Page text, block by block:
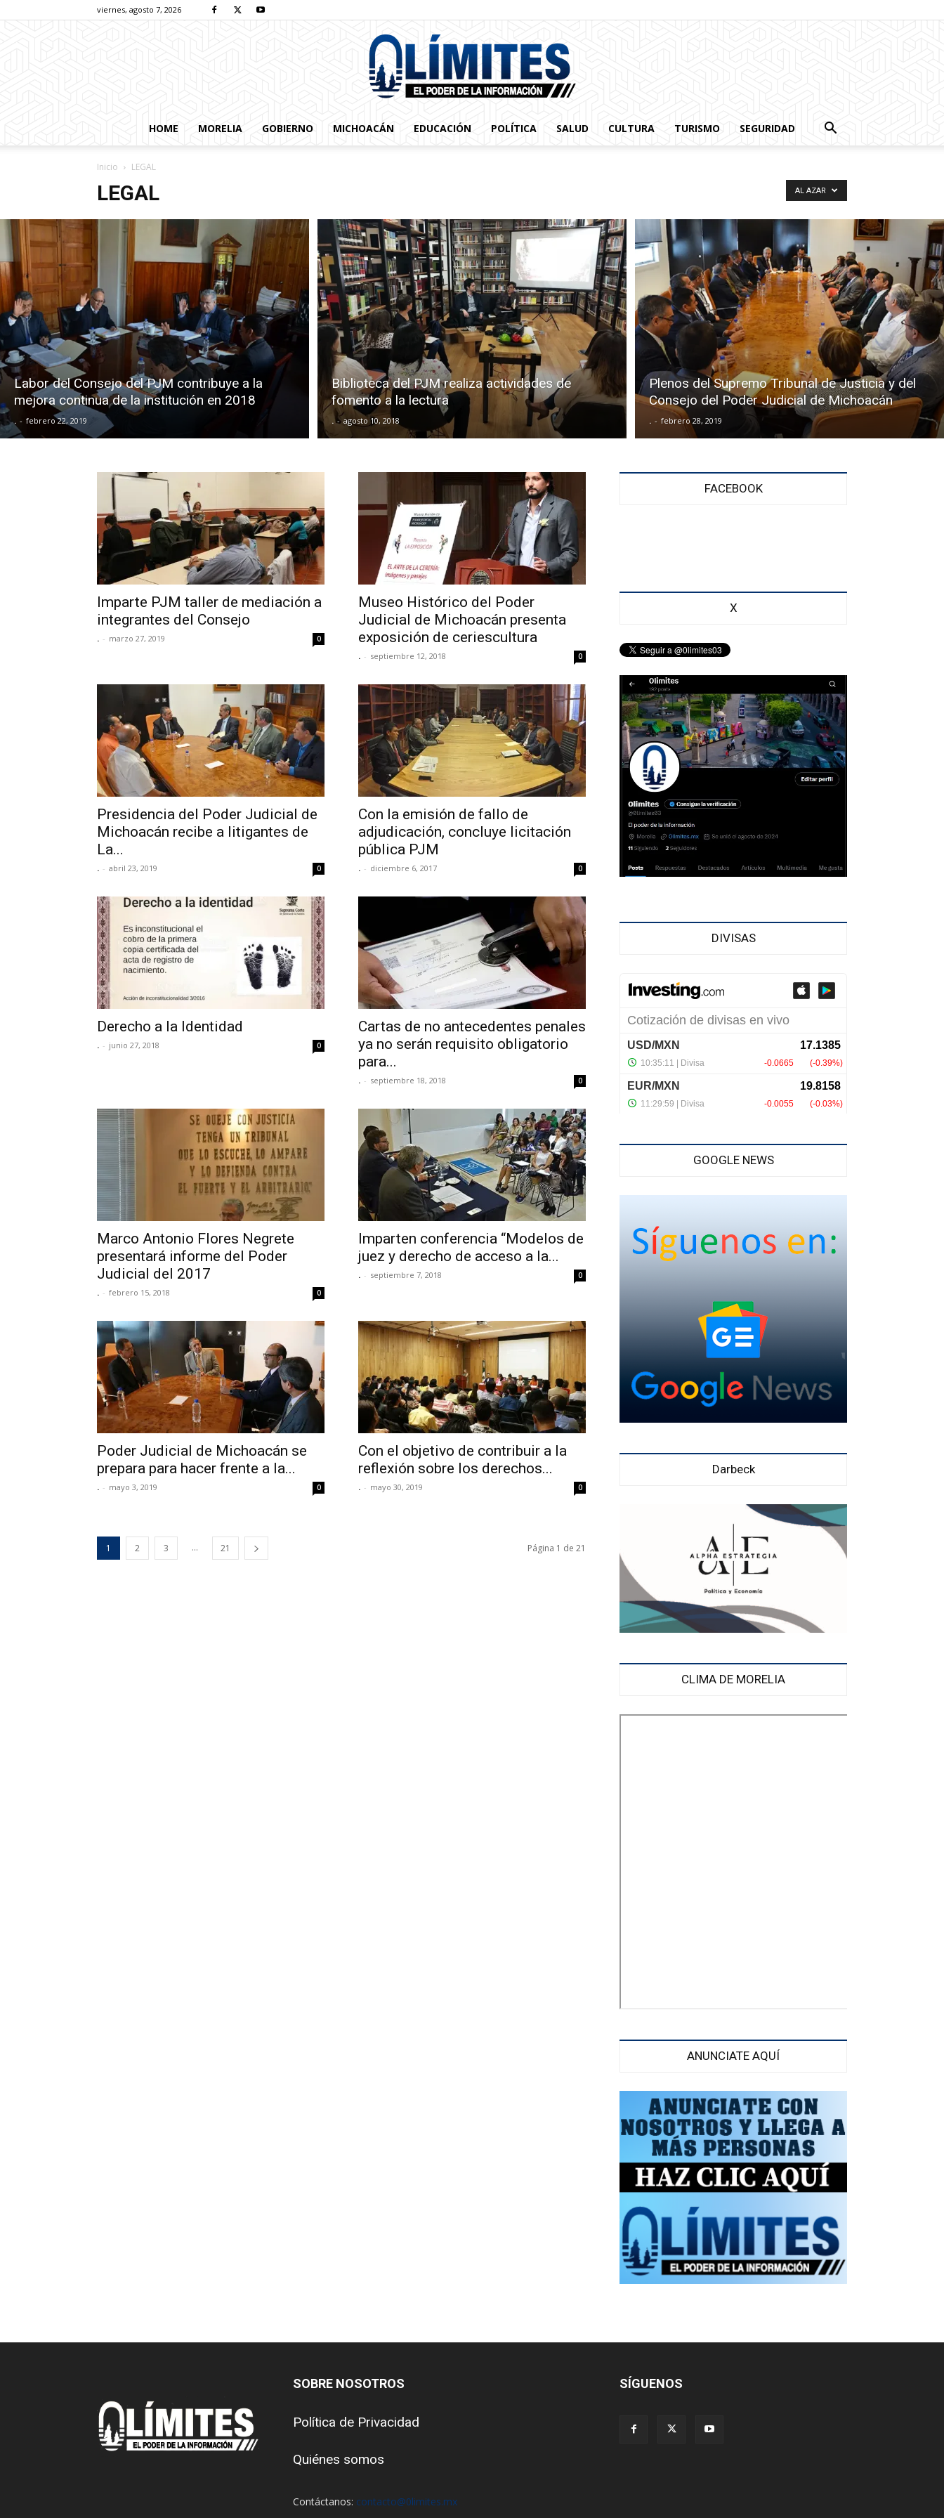
viernes, agosto 7, 2026
HOME MORELIA GOBIERNO MICHOACÁN EDUCACIÓN POLÍTICA SALUD CULTURA TURISMO SEGURIDAD
Inicio LEGAL
LEGAL AL AZAR
Labor del Consejo del PJM contribuye a la
mejora continua de la institución en 2018
. - febrero 22, 2019
Biblioteca del PJM realiza actividades de
fomento a la lectura
. - agosto 10, 2018
Plenos del Supremo Tribunal de Justicia y del
Consejo del Poder Judicial de Michoacán
. - febrero 28, 2019
Imparte PJM taller de mediación a
integrantes del Consejo
. - marzo 27, 2019 0
Museo Histórico del Poder
Judicial de Michoacán presenta
exposición de ceriescultura
. - septiembre 12, 2018 0
Presidencia del Poder Judicial de
Michoacán recibe a litigantes de
La...
. - abril 23, 2019 0
Con la emisión de fallo de
adjudicación, concluye licitación
pública PJM
. - diciembre 6, 2017 0
Derecho a la Identidad
. - junio 27, 2018 0
Cartas de no antecedentes penales
ya no serán requisito obligatorio
para...
. - septiembre 18, 2018 0
Marco Antonio Flores Negrete
presentará informe del Poder
Judicial del 2017
. - febrero 15, 2018 0
Imparten conferencia “Modelos de
juez y derecho de acceso a la...
. - septiembre 7, 2018 0
Poder Judicial de Michoacán se
prepara para hacer frente a la...
. - mayo 3, 2019 0
Con el objetivo de contribuir a la
reflexión sobre los derechos...
. - mayo 30, 2019 0
1 2 3 ... 21 Página 1 de 21
FACEBOOK
X
DIVISAS
GOOGLE NEWS
Darbeck
CLIMA DE MORELIA
ANUNCIATE AQUÍ
SOBRE NOSOTROS
Política de Privacidad
Quiénes somos
Contáctanos: contacto@0limites.mx
SÍGUENOS